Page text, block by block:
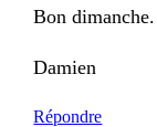
Bon dimanche.
Damien
Répondre